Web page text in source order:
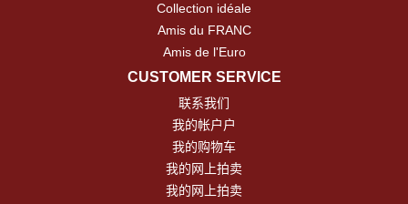
Collection idéale
Amis du FRANC
Amis de l'Euro
CUSTOMER SERVICE
联系我们
我的帐户户
我的购物车
我的网上拍卖
我的网上拍卖